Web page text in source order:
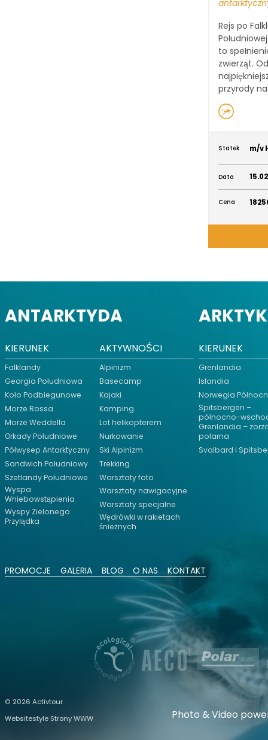
Rejs po
to
zwierząt.
przyrody
Statek m/v
Data 15.02
Cena
ANTARKTYDA
KIERUNEK
Falklandy
Georgia Południowa
Koło Podbiegunowe
Morze Rossa
Morze Weddella
Orkady Południowe
Półwysep Antarktyczny
Sandwich Południowy
Szetlandy Południowe
Wyspa
Wniebowstąpienia
Wyspy Zielonego
Przylądka
AKTYWNOŚCI
Alpinizm
Basecamp
Kajaki
Kamping
Lot helikopterem
Nurkowanie
Ski Alpinizm
Trekking
Warsztaty foto
Warsztaty nawigacyjne
Warsztaty specjalne
Wędrówki w rakietach
śnieżnych
KIERUNEK
Grenlandia
Islandia
Norwegia
Spitsbergen –
północno-
Grenlandia –
polarna
Svalbard i
PROMOCJE GALERIA BLOG O NAS KONTAKT
© 2026 Activtour
Websitestyle Strony WWW
Photo & Video